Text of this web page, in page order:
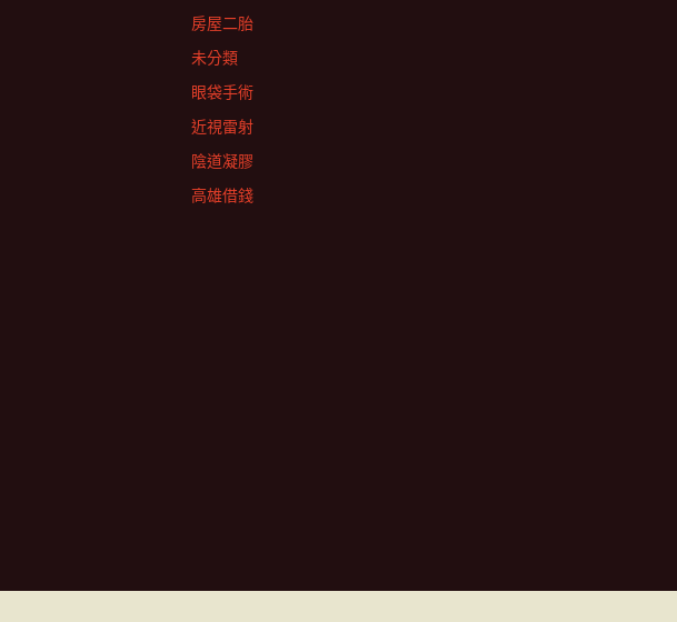
房屋二胎
未分類
眼袋手術
近視雷射
陰道凝膠
高雄借錢